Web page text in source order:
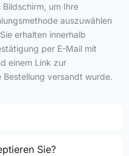
um Ihre
auszuwählen
erhalten innerhalb
per E-Mail mit
einem Link zur
versandt wurde.
Sie?